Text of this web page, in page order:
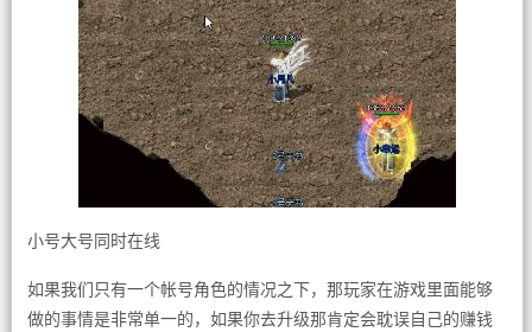
小号大号同时在线
如果我们只有一个帐号角色的情况之下，那玩家在游戏里面能够
做的事情是非常单一的，如果你去升级那肯定会耽误自己的赚钱